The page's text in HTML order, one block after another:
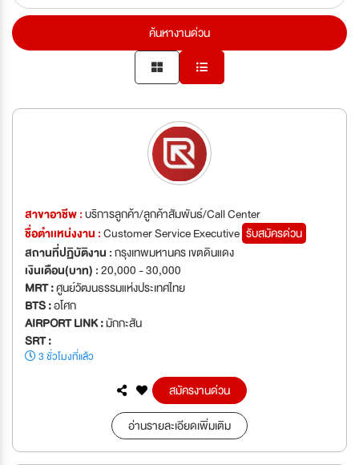
ค้นหางานด่วน
สาขาอาชีพ :บริการลูกค้า/ลูกค้าสัมพันธ์/Call Center
ชื่อตำเเหน่งงาน :Customer Service Executive รับสมัครด่วน
สถานที่ปฏิบัติงาน :กรุงเทพมหานคร เขตดินแดง
เงินเดือน(บาท) :20,000 - 30,000
MRT :ศูนย์วัฒนธรรมแห่งประเทศไทย
BTS :อโศก
AIRPORT LINK :มักกะสัน
SRT :
3 ชั่วโมงที่แล้ว
สมัครงานด่วน
อ่านรายละเอียดเพิ่มเติม